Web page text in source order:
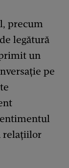
precum
legătură
un
pe
relațiilor